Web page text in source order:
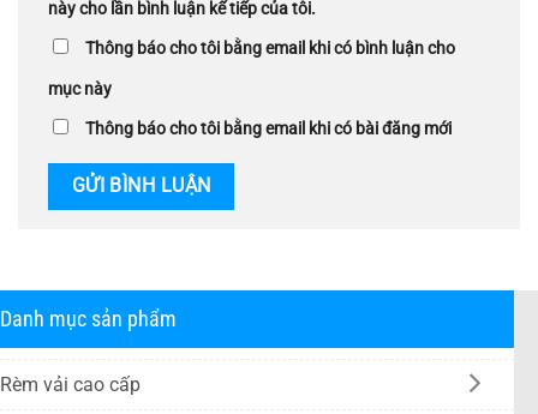
Danh mục sản phẩm
Rèm vải cao cấp
này cho lần bình luận kế tiếp của tôi.
Thông báo cho tôi bằng email khi có bình luận cho
mục này
Thông báo cho tôi bằng email khi có bài đăng mới